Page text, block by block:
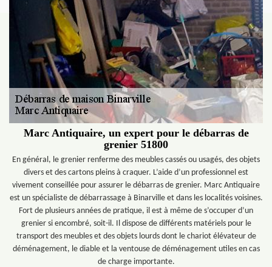
Marc Antiquaire, un expert pour le débarras de
grenier 51800
En général, le grenier renferme des meubles cassés ou usagés, des objets
divers et des cartons pleins à craquer. L’aide d’un professionnel est
vivement conseillée pour assurer le débarras de grenier. Marc Antiquaire
est un spécialiste de débarrassage à Binarville et dans les localités voisines.
Fort de plusieurs années de pratique, il est à même de s’occuper d’un
grenier si encombré, soit-il. Il dispose de différents matériels pour le
transport des meubles et des objets lourds dont le chariot élévateur de
déménagement, le diable et la ventouse de déménagement utiles en cas
de charge importante.